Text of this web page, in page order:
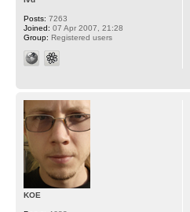
Posts: 7263
Joined: 07 Apr 2007, 21:28
Group: Registered users
KOE